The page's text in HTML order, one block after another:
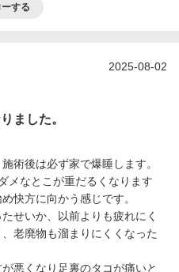
する
2025-08-02
ました。
術後は必ず家で爆睡します。
メなとこが重だるくなります
快方に向かう感じです。
せいか、以前よりも疲れにく
老廃物も溜まりにくくなった
悪くなり足裏のタコが痛いと